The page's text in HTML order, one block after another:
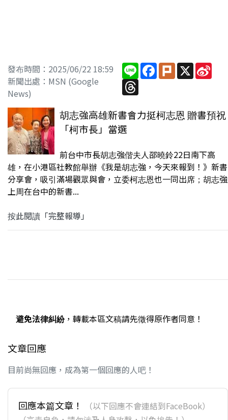
發布時間：2025/06/22 18:59
新聞出處：MSN (Google
News)
Line Facebook
PlurkX
Threads
胡志強高雄新書會力挺柯志恩 贈書預祝
「柯市長」當選
前台中市長胡志強偕夫人邵曉鈴22日南下高
雄，在小港區社教館舉辦《我是胡志強，今天來報到！》新書
分享會，吸引滿場觀眾與會，立委柯志恩也一同出席；胡志強
上周在台中的新書...
按此閱讀「完整報導」
避免法律糾紛，轉載本區文稿請先徵得原作者同意！
文章回應
目前尚無回應，成為第一個回應的人吧！
回應本篇文章！
（以下回應不會連結到FaceBook）